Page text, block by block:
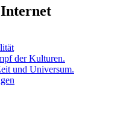
der Kulturen.
und Universum.